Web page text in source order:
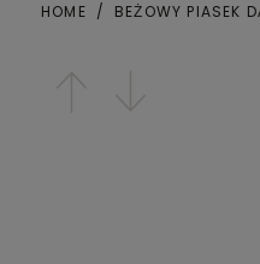
HOME BEŻOWY PIASEK